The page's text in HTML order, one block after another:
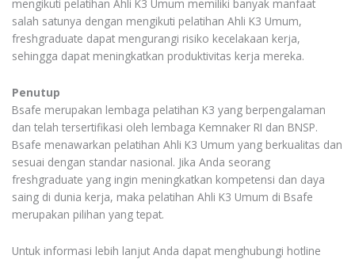
mengikuti pelatihan Ahli K3 Umum memiliki banyak manfaat
salah satunya dengan mengikuti pelatihan Ahli K3 Umum,
freshgraduate dapat mengurangi risiko kecelakaan kerja,
sehingga dapat meningkatkan produktivitas kerja mereka.
Penutup
Bsafe merupakan lembaga pelatihan K3 yang berpengalaman
dan telah tersertifikasi oleh lembaga Kemnaker RI dan BNSP.
Bsafe menawarkan pelatihan Ahli K3 Umum yang berkualitas dan
sesuai dengan standar nasional. Jika Anda seorang
freshgraduate yang ingin meningkatkan kompetensi dan daya
saing di dunia kerja, maka pelatihan Ahli K3 Umum di Bsafe
merupakan pilihan yang tepat.
Untuk informasi lebih lanjut Anda dapat menghubungi hotline